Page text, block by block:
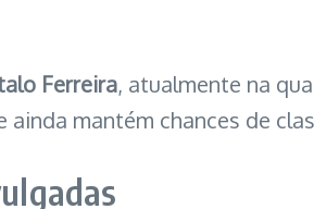
Ferreira, atualmente na
mantém chances de